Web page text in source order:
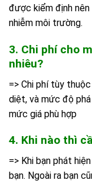
được kiểm định
nhiễm môi trường.
3. Chi phí cho
nhiêu?
=> Chi phí tùy
diệt, và mức độ phá
mức giá phù hợp
4. Khi nào thì
=> Khi bạn phát
bạn. Ngoài ra bạn